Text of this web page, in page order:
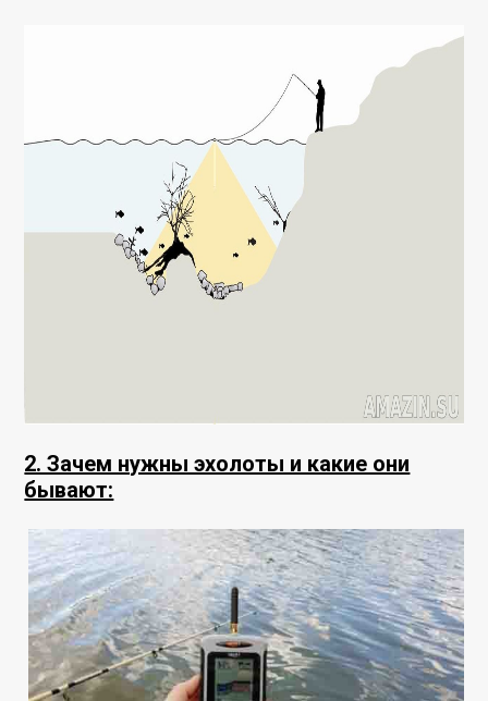
2. Зачем нужны эхолоты и какие они
бывают: